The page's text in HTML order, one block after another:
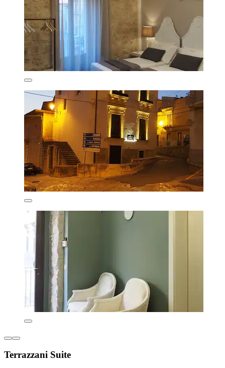
Terrazzani Suite